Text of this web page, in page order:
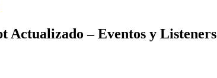
Actualizado – Eventos y Listeners